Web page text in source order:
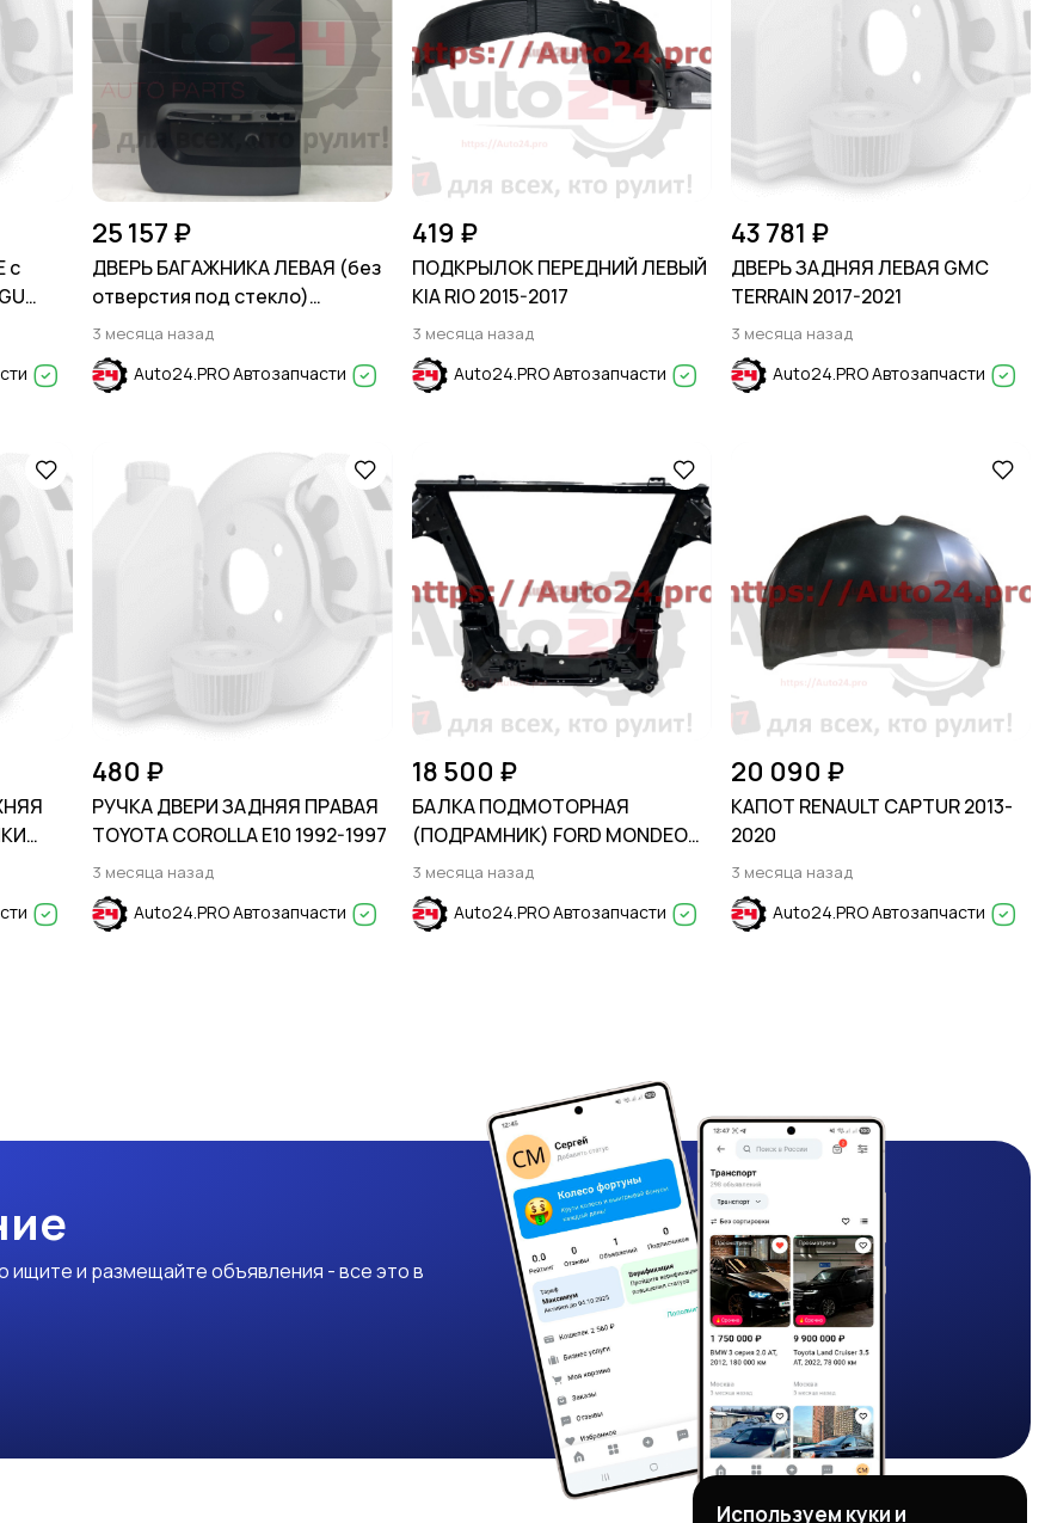
с
25 157 ₽
ДВЕРЬ БАГАЖНИКА ЛЕВАЯ (без
отверстия под стекло)
RENAULT DOKKER 2012-2020
3 месяца назад
Auto24.PRO Автозапчасти
419 ₽
ПОДКРЫЛОК ПЕРЕДНИЙ ЛЕВЫЙ
KIA RIO 2015-2017
3 месяца назад
Auto24.PRO Автозапчасти
43 781 ₽
ДВЕРЬ ЗАДНЯЯ ЛЕВАЯ GMC
TERRAIN 2017-2021
3 месяца назад
Auto24.PRO Автозапчасти
480 ₽
РУЧКА ДВЕРИ ЗАДНЯЯ ПРАВАЯ
TOYOTA COROLLA E10 1992-1997
3 месяца назад
Auto24.PRO Автозапчасти
18 500 ₽
БАЛКА ПОДМОТОРНАЯ
(ПОДРАМНИК) FORD MONDEO
2001-2007
3 месяца назад
Auto24.PRO Автозапчасти
20 090 ₽
КАПОТ RENAULT CAPTUR 2013-
2020
3 месяца назад
Auto24.PRO Автозапчасти
ищите и размещайте объявления - все это в
Используем куки и